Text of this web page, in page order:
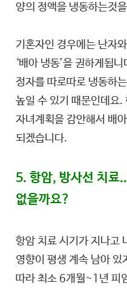
양의 정액을 냉동하는것
기혼자인 경우에는 난자
‘배아 냉동’을 권하게됩
정자를 따로따로 냉동하
높일 수 있기 때문인데요.
자녀계획을 감안해서 배
되겠습니다.
5. 항암, 방사선 치료
없을까요?
항암 치료 시기가 지나고
영향이 평생 계속 남아 있
따라 최소 6개월~1년 피